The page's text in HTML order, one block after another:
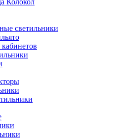
светильники